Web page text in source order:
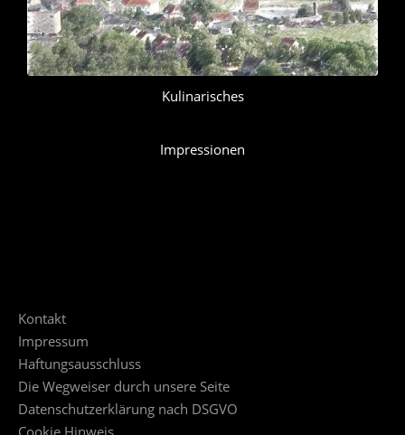
Kulinarisches
Impressionen
Kontakt
Impressum
Haftungsausschluss
Die Wegweiser durch unsere Seite
Datenschutzerklärung nach DSGVO
Cookie Hinweis